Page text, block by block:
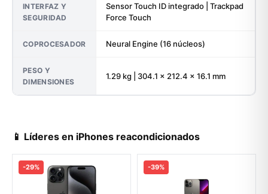
INTERFAZ Y
SEGURIDAD
Sensor Touch ID integrado | Trackpad
Force Touch
COPROCESADOR Neural Engine (16 núcleos)
PESO Y
DIMENSIONES
1.29 kg | 304.1 × 212.4 × 16.1 mm
📱 Líderes en iPhones reacondicionados
-29% -39%